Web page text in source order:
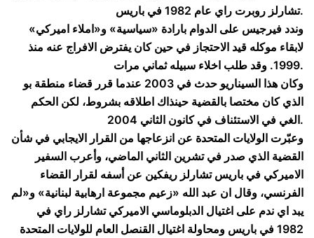
تشارلز روبرت راي عام 1982 في باريس.
وندد فيرجيس على الدوام بارادة «سياسية» و«املاء اميركي»
لابقاء موكله قيد الاحتجاز في حين كان يفترض الافراج عنه منذ
1999. وقد طلب اخلاء سبيله ثماني مرات.
وكان هذا السيناريو حدث في 2003 عندما قرر قضاء منطقة بو
الذي كان مختصا بالقضية حينذاك اطلاقه بشروط، لكن الحكم
الغي في الاستئناف في كانون الثاني 2004.
وعبّرت الولايات المتحدة عن انزعاجها من القرار الايجابي في شأن
القضية الذي صدر في تشرين الثاني الماضي، وأعرب السفير
الاميركي في باريس تشارلز ريفكين عن أسفه لقرار القضاء
الفرنسي، وقال ان عبد الله «زعيم مجموعة ارهابية لبنانية» و«لم
يبد اي ندم على اغتيال الدبلوماسي الاميركي تشارلز راي في
1982 في باريس ومحاولة اغتيال القنصل العام للولايات المتحدة